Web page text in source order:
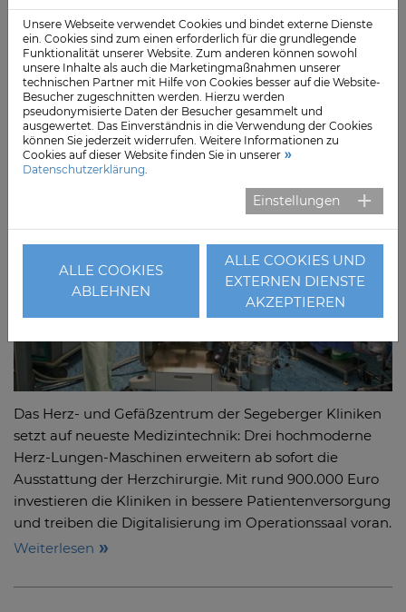
Mo., 13. Juli 2026
Segeberger Kliniken investieren in moderne
Herz-Lungen-Technologie
Das Herz- und Gefäßzentrum der Segeberger Kliniken
setzt auf neueste Medizintechnik: Drei hochmoderne
Herz-Lungen-Maschinen erweitern ab sofort die
Ausstattung der Herzchirurgie. Mit rund 900.000 Euro
investieren die Kliniken in bessere Patientenversorgung
und treiben die Digitalisierung im Operationssaal voran.
Weiterlesen
Unsere Webseite verwendet Cookies und bindet externe Dienste
ein. Cookies sind zum einen erforderlich für die grundlegende
Funktionalität unserer Website. Zum anderen können sowohl
unsere Inhalte als auch die Marketingmaßnahmen unserer
technischen Partner mit Hilfe von Cookies besser auf die Website-
Besucher zugeschnitten werden. Hierzu werden
pseudonymisierte Daten der Besucher gesammelt und
ausgewertet. Das Einverständnis in die Verwendung der Cookies
können Sie jederzeit widerrufen. Weitere Informationen zu
Cookies auf dieser Website finden Sie in unserer
Datenschutzerklärung
Einstellungen
ALLE COOKIES
ABLEHNEN
ALLE COOKIES UND
EXTERNEN DIENSTE
AKZEPTIEREN